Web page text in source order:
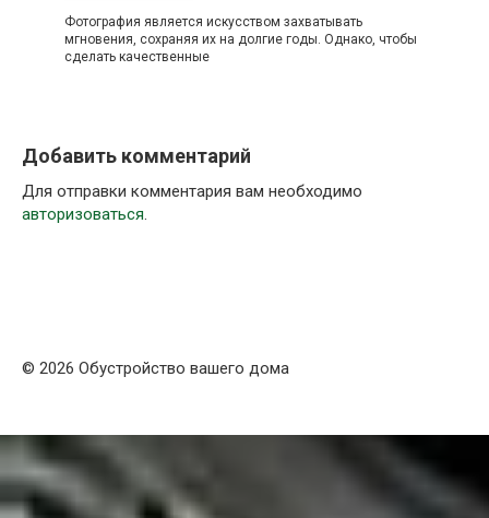
Фотография является искусством захватывать
мгновения, сохраняя их на долгие годы. Однако, чтобы
сделать качественные
Добавить комментарий
Для отправки комментария вам необходимо
авторизоваться.
© 2026 Обустройство вашего дома